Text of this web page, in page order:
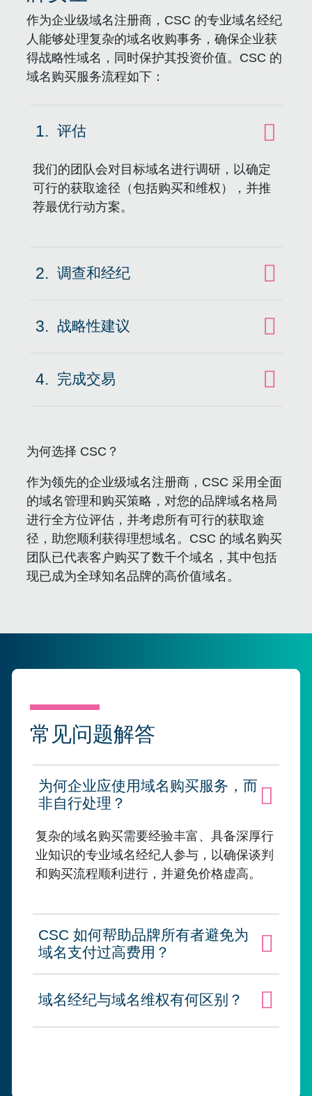
作为企业级域名注册商，CSC 的专业域名经纪
人能够处理复杂的域名收购事务，确保企业获
得战略性域名，同时保护其投资价值。CSC 的
域名购买服务流程如下：
点击展开
1. 评估
我们的团队会对目标域名进行调研，以确定
可行的获取途径（包括购买和维权），并推
荐最优行动方案。
点击展开
2. 调查和经纪
点击展开
3. 战略性建议
点击展开
4. 完成交易
为何选择 CSC？
作为领先的企业级域名注册商，CSC 采用全面
的域名管理和购买策略，对您的品牌域名格局
进行全方位评估，并考虑所有可行的获取途
径，助您顺利获得理想域名。CSC 的域名购买
团队已代表客户购买了数千个域名，其中包括
现已成为全球知名品牌的高价值域名。
常见问题解答
点击展开
为何企业应使用域名购买服务，而
非自行处理？
复杂的域名购买需要经验丰富、具备深厚行
业知识的专业域名经纪人参与，以确保谈判
和购买流程顺利进行，并避免价格虚高。
点击展开
CSC 如何帮助品牌所有者避免为
域名支付过高费用？
点击展开
域名经纪与域名维权有何区别？